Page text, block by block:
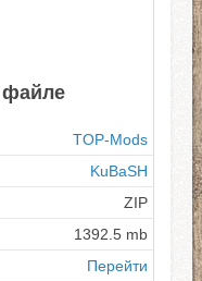
TOP-Mods
KuBaSH
ZIP
1392.5 mb
Перейти